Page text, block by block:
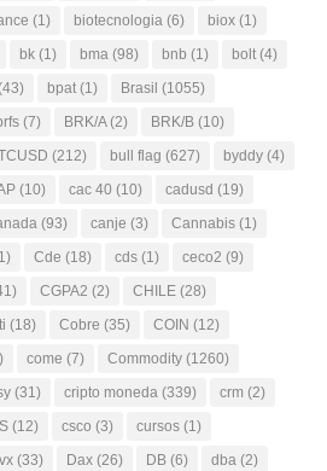
(1) biotecnologia (6) biox (1)
bk (1) bma (98) bnb (1) bolt (4)
bpat (1) Brasil (1055)
(7) BRK/A(2) BRK/B (10)
(212) bull flag (627) byddy (4)
(10) cac 40 (10) cadusd (19)
(93) canje (3) Cannabis (1)
Cde (18) cds (1) ceco2 (9)
CGPA2 (2) CHILE (28)
(18) Cobre (35) COIN (12)
come (7) Commodity (1260)
(31) cripto moneda (339) crm (2)
(12) csco (3) cursos (1)
(33) Dax (26) DB (6) dba (2)